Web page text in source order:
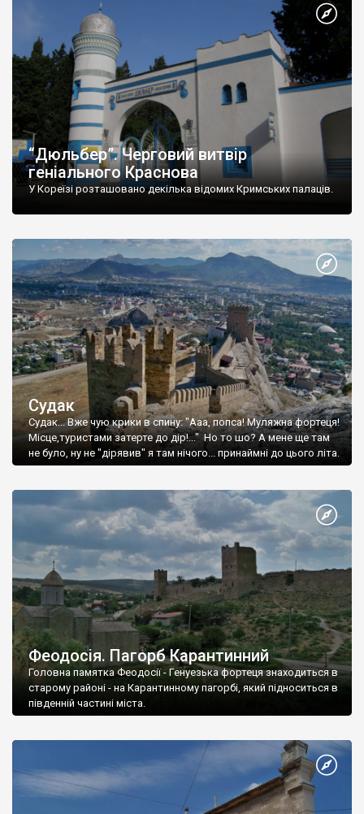
“Дюльбер”. Черговий витвір
геніального Краснова
У Кореїзі розташовано декілька відомих Кримських палаців.
Судак
Судак... Вже чую крики в спину: "Ааа, попса! Муляжна фортеця!
Місце,туристами затерте до дір!..." Но то шо? А мене ще там
не було, ну не "дірявив" я там нічого... принаймні до цього літа.
Феодосія. Пагорб Карантинний
Головна памятка Феодосії - Генуезька фортеця знаходиться в
старому районі - на Карантинному пагорбі, який підноситься в
південній частині міста.